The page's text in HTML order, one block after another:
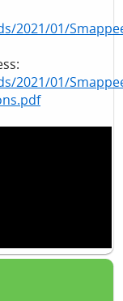
2021/01/
2021/01/